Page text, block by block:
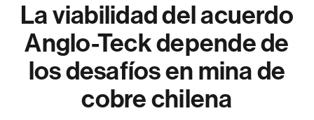
La viabilidad del acuerdo
Anglo-Teck depende de
los desafíos en mina de
cobre chilena